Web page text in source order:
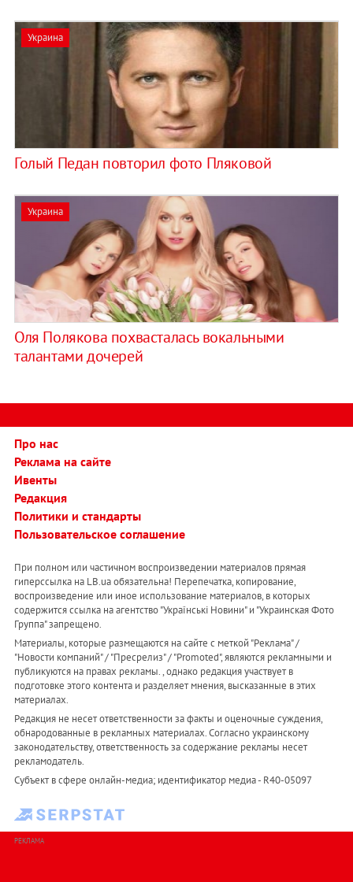
Украина
Голый Педан повторил фото Пляковой
Украина
Оля Полякова похвасталась вокальными
талантами дочерей
Про нас
Реклама на сайте
Ивенты
Редакция
Политики и стандарты
Пользовательское соглашение
При полном или частичном воспроизведении материалов прямая
гиперссылка на LB.ua обязательна! Перепечатка, копирование,
воспроизведение или иное использование материалов, в которых
содержится ссылка на агентство "Українськi Новини" и "Украинская Фото
Группа" запрещено.
Материалы, которые размещаются на сайте с меткой "Реклама" /
"Новости компаний" / "Пресрелиз" / "Promoted", являются рекламными и
публикуются на правах рекламы. , однако редакция участвует в
подготовке этого контента и разделяет мнения, высказанные в этих
материалах.
Редакция не несет ответственности за факты и оценочные суждения,
обнародованные в рекламных материалах. Согласно украинскому
законодательству, ответственность за содержание рекламы несет
рекламодатель.
Субъект в сфере онлайн-медиа; идентификатор медиа - R40-05097
РЕКЛАМА